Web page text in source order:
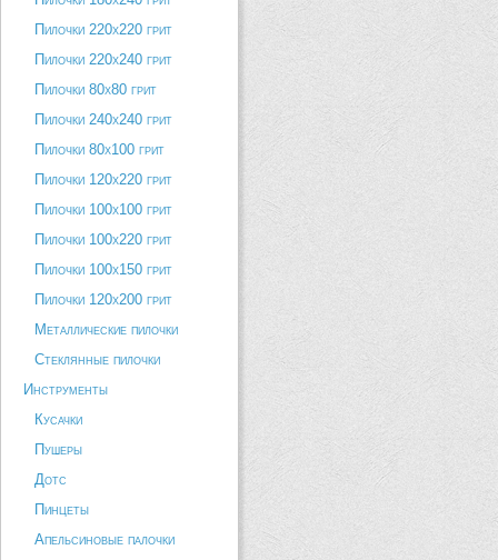
Пилочки 220х220 грит
Пилочки 220х240 грит
Пилочки 80х80 грит
Пилочки 240х240 грит
Пилочки 80х100 грит
Пилочки 120х220 грит
Пилочки 100х100 грит
Пилочки 100х220 грит
Пилочки 100х150 грит
Пилочки 120х200 грит
Металлические пилочки
Стеклянные пилочки
Инструменты
Кусачки
Пушеры
Дотс
Пинцеты
Апельсиновые палочки